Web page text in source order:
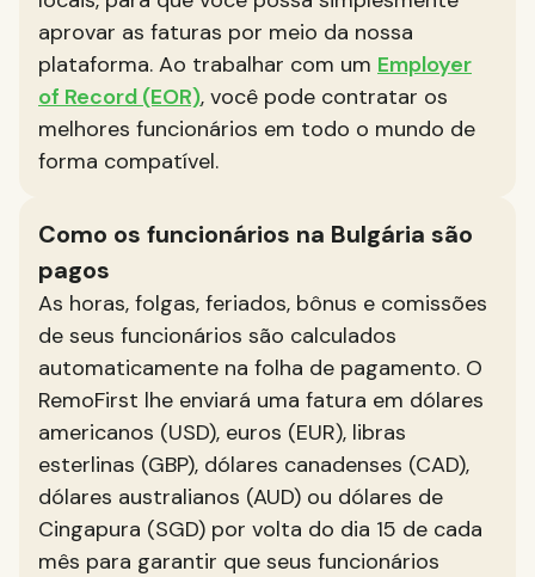
aprovar as faturas por meio da nossa
plataforma. Ao trabalhar com um Employer
of Record (EOR), você pode contratar os
melhores funcionários em todo o mundo de
forma compatível.
Como os funcionários na Bulgária são
pagos
As horas, folgas, feriados, bônus e comissões
de seus funcionários são calculados
automaticamente na folha de pagamento. O
RemoFirst lhe enviará uma fatura em dólares
americanos (USD), euros (EUR), libras
esterlinas (GBP), dólares canadenses (CAD),
dólares australianos (AUD) ou dólares de
Cingapura (SGD) por volta do dia 15 de cada
mês para garantir que seus funcionários